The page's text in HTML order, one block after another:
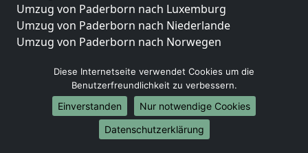
Umzug von Paderborn nach Luxemburg
Umzug von Paderborn nach Niederlande
Umzug von Paderborn nach Norwegen
Umzüge-Deutschlandweit
Umzug von Paderborn nach Berlin
Umzug von Paderborn nach Hamburg
Umzug von Paderborn nach München
Umzug von Paderborn nach Köln
Diese Internetseite verwendet Cookies um die
Benutzerfreundlichkeit zu verbessern.
Einverstanden
Nur notwendige Cookies
Datenschutzerklärung